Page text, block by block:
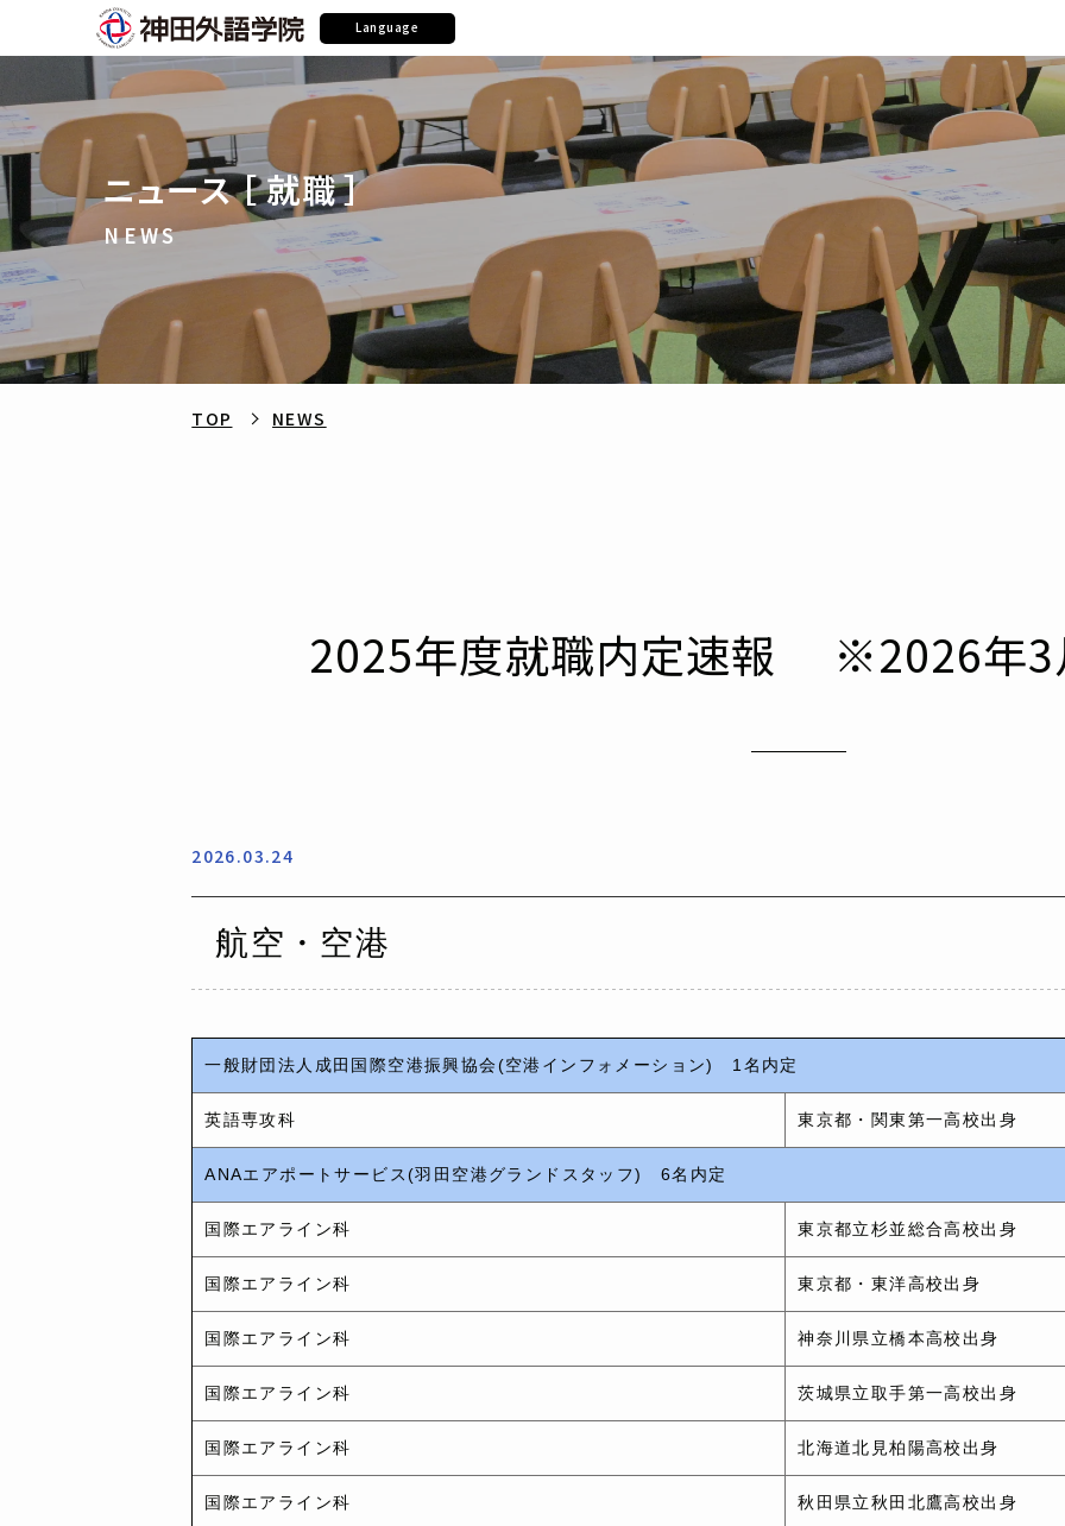
Language
ニュース ［ 就職 ］
NEWS
TOP NEWS
2025年度就職内定速報 ※2026年3
2026.03.24
航空・空港
一般財団法人成田国際空港振興協会(空港インフォメーション) 1名内定
英語専攻科 東京都・関東第一高校出身
ANAエアポートサービス(羽田空港グランドスタッフ) 6名内定
国際エアライン科 東京都立杉並総合高校出身
国際エアライン科 東京都・東洋高校出身
国際エアライン科 神奈川県立橋本高校出身
国際エアライン科 茨城県立取手第一高校出身
国際エアライン科 北海道北見柏陽高校出身
国際エアライン科 秋田県立秋田北鷹高校出身